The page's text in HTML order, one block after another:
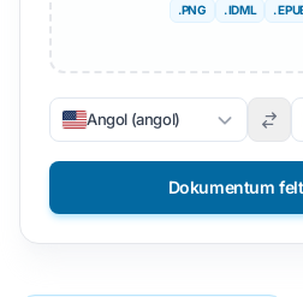
.PNG
. IDML .
Angol (angol)
Dokumentum